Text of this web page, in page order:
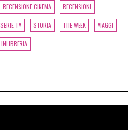
RECENSIONE CINEMA RECENSIONI
SERIE TV STORIA THE WEEK VIAGGI
INLIBRERIA